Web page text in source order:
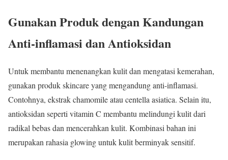
Gunakan Produk dengan Kandungan
Anti-inflamasi dan Antioksidan
Untuk membantu menenangkan kulit dan mengatasi kemerahan,
gunakan produk skincare yang mengandung anti-inflamasi.
Contohnya, ekstrak chamomile atau centella asiatica. Selain itu,
antioksidan seperti vitamin C membantu melindungi kulit dari
radikal bebas dan mencerahkan kulit. Kombinasi bahan ini
merupakan rahasia glowing untuk kulit berminyak sensitif.